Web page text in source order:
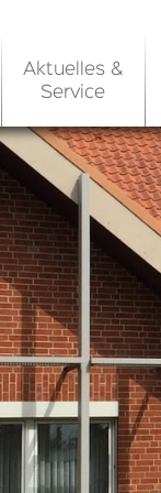
Aktuelles &
Service
Ortsrecht &
Rats- und
Aktuelle
Ortsrecht /
Allgemeine
Kommunale
EU-